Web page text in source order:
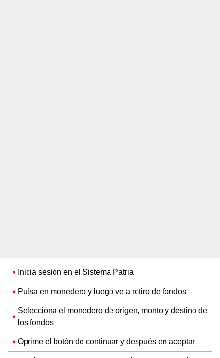
Inicia sesión en el Sistema Patria
Pulsa en monedero y luego ve a retiro de fondos
Selecciona el monedero de origen, monto y destino de
los fondos
Oprime el botón de continuar y después en aceptar